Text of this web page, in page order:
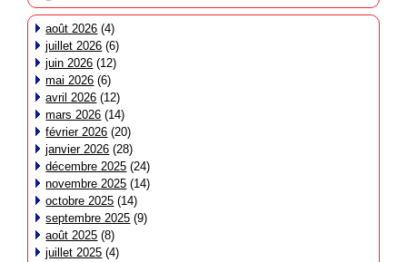
août 2026 (4)
juillet 2026 (6)
juin 2026 (12)
mai 2026 (6)
avril 2026 (12)
mars 2026 (14)
février 2026 (20)
janvier 2026 (28)
décembre 2025 (24)
novembre 2025 (14)
octobre 2025 (14)
septembre 2025 (9)
août 2025 (8)
juillet 2025 (4)